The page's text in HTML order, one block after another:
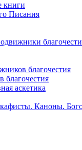
книги
Писания
благочестия
благочестия
аскетика
Каноны.